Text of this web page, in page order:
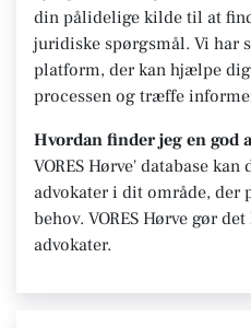
din pålidelige kilde til at
juridiske spørgsmål. Vi har
platform, der kan hjælpe
processen og træffe
Hvordan finder jeg en god
VORES Hørve' database
advokater i dit område, der
behov. VORES Hørve gør
advokater.